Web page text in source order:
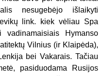
nesugebėjo išlaikyti
link. kiek vėliau Spa
Hymanso
Vilnius (ir Klaipėda),
bei Vakarais. Tačiau
pasiduodama Rusijos